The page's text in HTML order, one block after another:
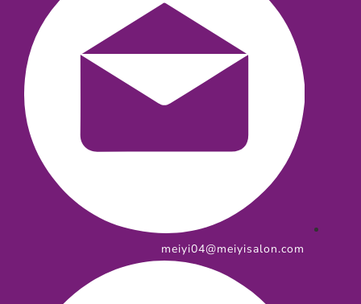
meiyi04@meiyisalon.com